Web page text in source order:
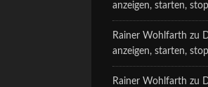
anzeigen, starten,
Rainer Wohlfarth zu
anzeigen, starten,
Rainer Wohlfarth zu